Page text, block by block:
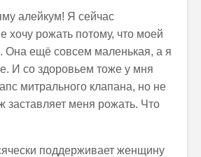
алейкум! Я сейчас
хочу рожать потому, что моей
Она ещё совсем маленькая, а я
И со здоровьем тоже у мня
митрального клапана, но не
заставляет меня рожать. Что
поддерживает женщину